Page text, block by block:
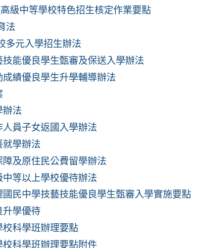
級中等學校特色招生核定作業要點
法
多元入學招生辦法
能優良學生甄審及保送入學辦法
績優良學生升學輔導辦法
辦法
員子女返國入學辦法
就學辦法
及原住民公費留學辦法
等以上學校優待辦法
民中學技藝技能優良學生甄審入學實施要點
升學優待
科學班辦理要點
科學班辦理要點附件